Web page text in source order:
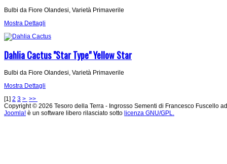
Bulbi da Fiore Olandesi, Varietà Primaverile
Mostra Dettagli
Dahlia Cactus "Star Type" Yellow Star
Bulbi da Fiore Olandesi, Varietà Primaverile
Mostra Dettagli
[1] 2 3 > >>
Copyright © 2026 Tesoro della Terra - Ingrosso Sementi di Francesco Fuscello
Joomla! è un software libero rilasciato sotto licenza GNU/GPL.